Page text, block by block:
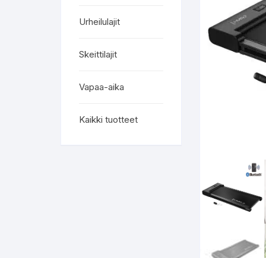
Urheilulajit
Skeittilajit
Vapaa-aika
Kaikki tuotteet